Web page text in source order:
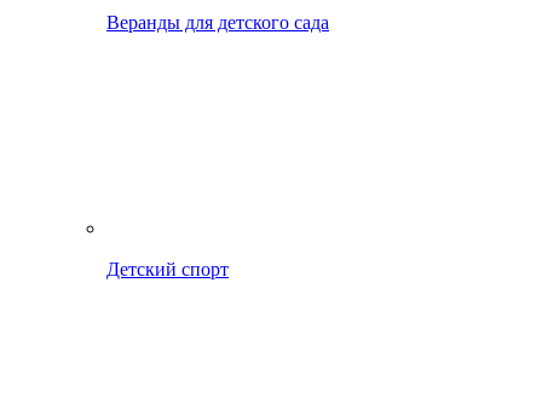
Веранды для детского сада
Детский спорт